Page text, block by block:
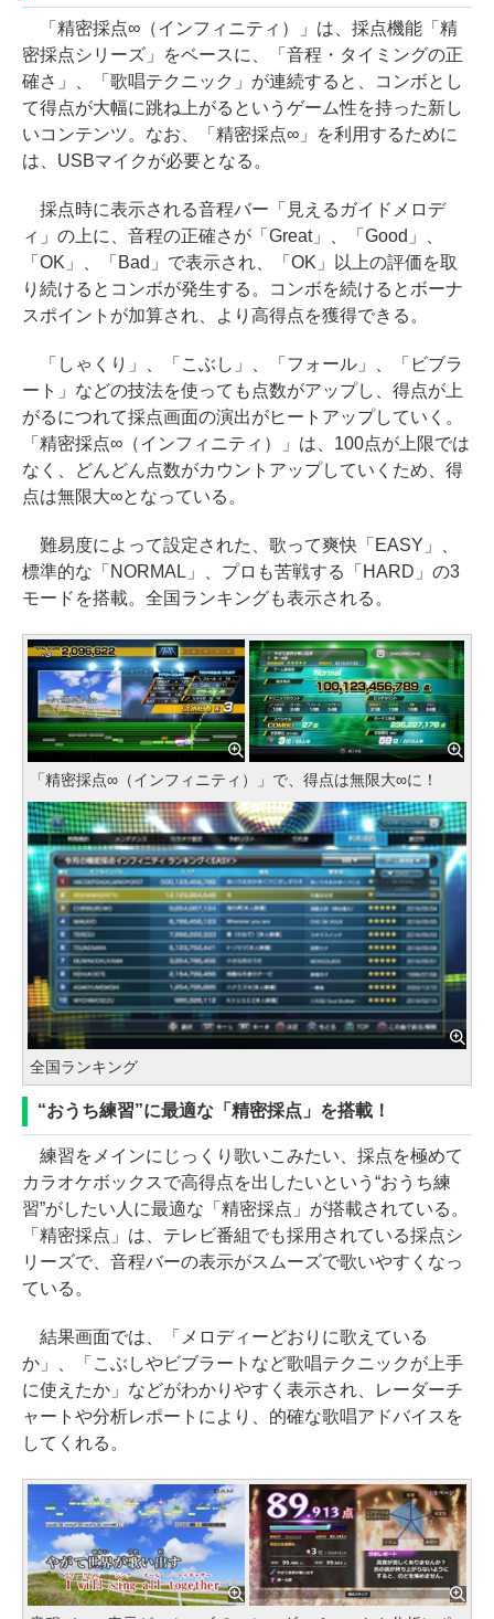
「精密採点∞（インフィニティ）」は、採点機能「精
密採点シリーズ」をベースに、「音程・タイミングの正
確さ」、「歌唱テクニック」が連続すると、コンボとし
て得点が大幅に跳ね上がるというゲーム性を持った新し
いコンテンツ。なお、「精密採点∞」を利用するために
は、USBマイクが必要となる。
採点時に表示される音程バー「見えるガイドメロデ
ィ」の上に、音程の正確さが「Great」、「Good」、
「OK」、「Bad」で表示され、「OK」以上の評価を取
り続けるとコンボが発生する。コンボを続けるとボーナ
スポイントが加算され、より高得点を獲得できる。
「しゃくり」、「こぶし」、「フォール」、「ビブラ
ート」などの技法を使っても点数がアップし、得点が上
がるにつれて採点画面の演出がヒートアップしていく。
「精密採点∞（インフィニティ）」は、100点が上限では
なく、どんどん点数がカウントアップしていくため、得
点は無限大∞となっている。
難易度によって設定された、歌って爽快「EASY」、
標準的な「NORMAL」、プロも苦戦する「HARD」の3
モードを搭載。全国ランキングも表示される。
「精密採点∞（インフィニティ）」で、得点は無限大∞に！
全国ランキング
“おうち練習”に最適な「精密採点」を搭載！
練習をメインにじっくり歌いこみたい、採点を極めて
カラオケボックスで高得点を出したいという“おうち練
習”がしたい人に最適な「精密採点」が搭載されている。
「精密採点」は、テレビ番組でも採用されている採点シ
リーズで、音程バーの表示がスムーズで歌いやすくなっ
ている。
結果画面では、「メロディーどおりに歌えている
か」、「こぶしやビブラートなど歌唱テクニックが上手
に使えたか」などがわかりやすく表示され、レーダーチ
ャートや分析レポートにより、的確な歌唱アドバイスを
してくれる。